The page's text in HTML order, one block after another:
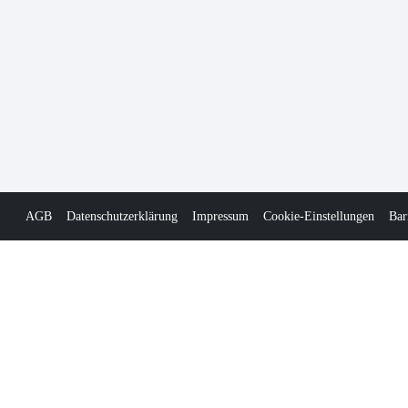
AGB Datenschutzerklärung Impressum Cookie-Einstellungen